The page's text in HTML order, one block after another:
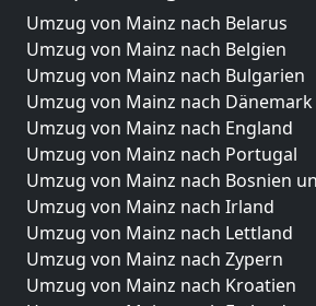
Umzug von Mainz nach Belarus
Umzug von Mainz nach Belgien
Umzug von Mainz nach Bulgarien
Umzug von Mainz nach Dänemark
Umzug von Mainz nach England
Umzug von Mainz nach Portugal
Umzug von Mainz nach Bosnien
Umzug von Mainz nach Irland
Umzug von Mainz nach Lettland
Umzug von Mainz nach Zypern
Umzug von Mainz nach Kroatien